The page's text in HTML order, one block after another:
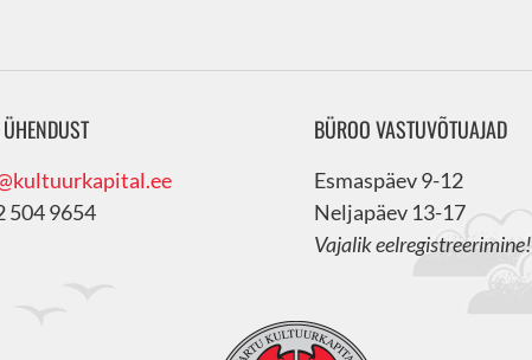
504 9654
BÜROO VASTUVÕTUAJAD
Esmaspäev 9-12
Neljapäev 13-17
Vajalik eelregistreerimine!